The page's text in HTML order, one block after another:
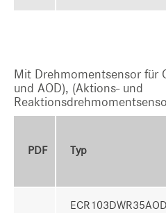
Mit Drehmomentsensor für
und AOD), (Aktions- und
PDF Typ